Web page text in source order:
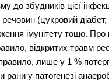
до збудників цієї
(цукровий діабет,
імунітету тощо. Про
відкритих травм
лише у 1 %
рани у патогенезі